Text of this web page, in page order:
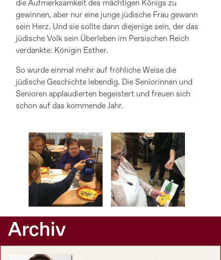
die Aufmerksamkeit des mächtigen Königs zu
gewinnen, aber nur eine junge jüdische Frau gewann
sein Herz. Und sie sollte dann diejenige sein, der das
jüdische Volk sein Überleben im Persischen Reich
verdankte: Königin Esther.
So wurde einmal mehr auf fröhliche Weise die
jüdische Geschichte lebendig. Die Seniorinnen und
Senioren applaudierten begeistert und freuen sich
schon auf das kommende Jahr.
Archiv